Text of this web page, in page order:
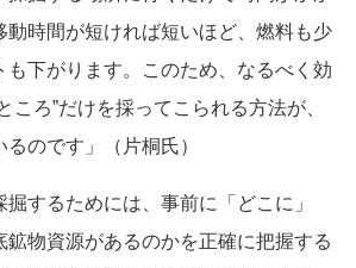
動時間が短ければ短いほど、燃料も少
も下がります。このため、なるべく効
ころ”だけを採ってこられる方法が、
のです」（片桐氏）
するためには、事前に「どこに」
鉱物資源があるのかを正確に把握する